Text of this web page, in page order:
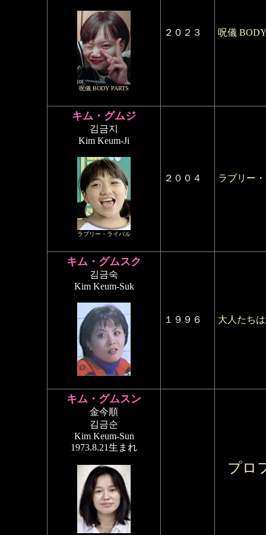
呪儀 BODY PARTS
２０２３ 呪儀
キム・グムジ
김금지
Kim Keum-Ji
ラブリー・ライバル
２００４ ラブリー
キム・グムスク
김금숙
Kim Keum-Suk
１９９６ 大人たち
キム・グムスン
金今順
김금순
Kim Keum-Sun
1973.8.21生まれ
プロ